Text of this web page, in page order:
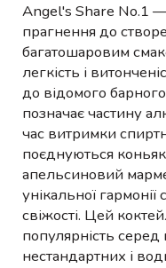
Angel's Share No.1
прагнення до
багатошаровим
легкість і
до відомого
позначає частину
час витримки
поєднуються
апельсиновий
унікальної
свіжості. Цей
популярність
нестандартних і